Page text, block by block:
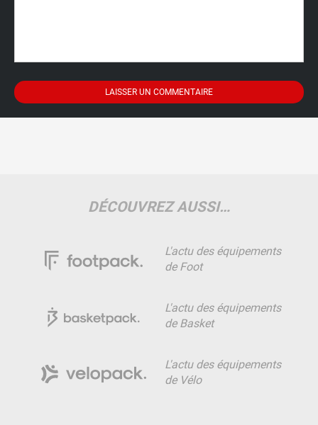
DÉCOUVREZ AUSSI…
L'actu des équipements
de Foot
L'actu des équipements
de Basket
L'actu des équipements
de Vélo